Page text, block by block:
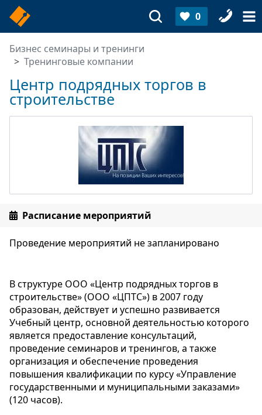
0
Бизнес семинары и тренинги
Тренинговые компании
Центр подрядных торгов в
строительстве
Расписание мероприятий
Проведение мероприятий не запланировано
В структуре ООО «Центр подрядных торгов в
строительстве» (ООО «ЦПТС») в 2007 году
образован, действует и успешно развивается
Учебный центр, основной деятельностью которого
является предоставление консультаций,
проведение семинаров и тренингов, а также
организация и обеспечение проведения
повышения квалификации по курсу «Управление
государственными и муниципальными заказами»
(120 часов).